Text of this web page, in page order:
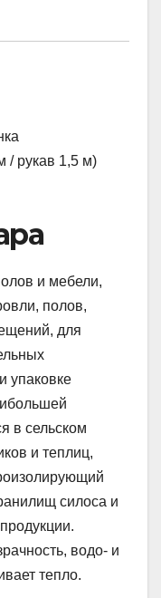
/ рукав 1,5 м)
и мебели,
полов,
для
упаковке
в сельском
и теплиц,
силоса и
водо- и
тепло.